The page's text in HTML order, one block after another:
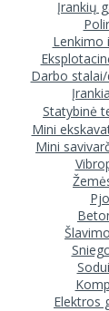
Įrankių
Lenkimo
Darbo
Statybinė
Mini
Mini
Elektros